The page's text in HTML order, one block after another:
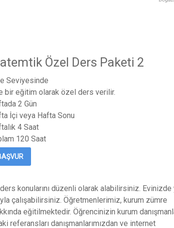
Özel Ders Paketi 2
Seviyesinde
bir eğitim olarak özel ders verilir.
2 Gün
İçi veya Hafta Sonu
4 Saat
120 Saat
konularını düzenli olarak alabilirsiniz. Evinizde
çalışabilirsiniz. Öğretmenlerimiz, kurum zümre
eğitilmektedir. Öğrencinizin kurum
referansları danışmanlarımızdan ve internet